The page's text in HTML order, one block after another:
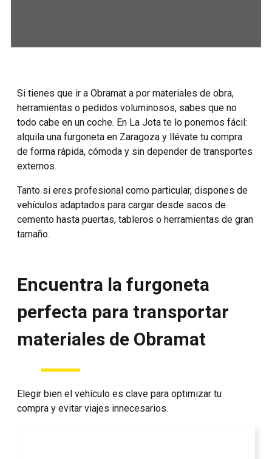
Si tienes que ir a Obramat a por materiales de obra,
herramientas o pedidos voluminosos, sabes que no
todo cabe en un coche. En La Jota te lo ponemos fácil:
alquila una furgoneta en Zaragoza y llévate tu compra
de forma rápida, cómoda y sin depender de transportes
externos.
Tanto si eres profesional como particular, dispones de
vehículos adaptados para cargar desde sacos de
cemento hasta puertas, tableros o herramientas de gran
tamaño.
Encuentra la furgoneta
perfecta para transportar
materiales de Obramat
Elegir bien el vehículo es clave para optimizar tu
compra y evitar viajes innecesarios.